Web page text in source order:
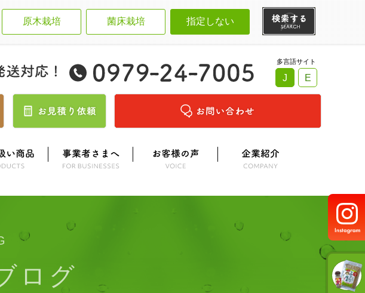
原木栽培 菌床栽培 指定しない
多言語サイト
J E
ログ